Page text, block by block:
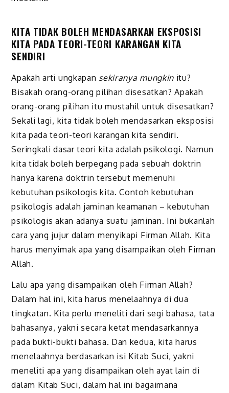
KITA TIDAK BOLEH MENDASARKAN EKSPOSISI
KITA PADA TEORI-TEORI KARANGAN KITA
SENDIRI
Apakah arti ungkapan sekiranya mungkin itu?
Bisakah orang-orang pilihan disesatkan? Apakah
orang-orang pilihan itu mustahil untuk disesatkan?
Sekali lagi, kita tidak boleh mendasarkan eksposisi
kita pada teori-teori karangan kita sendiri.
Seringkali dasar teori kita adalah psikologi. Namun
kita tidak boleh berpegang pada sebuah doktrin
hanya karena doktrin tersebut memenuhi
kebutuhan psikologis kita. Contoh kebutuhan
psikologis adalah jaminan keamanan – kebutuhan
psikologis akan adanya suatu jaminan. Ini bukanlah
cara yang jujur dalam menyikapi Firman Allah. Kita
harus menyimak apa yang disampaikan oleh Firman
Allah.
Lalu apa yang disampaikan oleh Firman Allah?
Dalam hal ini, kita harus menelaahnya di dua
tingkatan. Kita perlu meneliti dari segi bahasa, tata
bahasanya, yakni secara ketat mendasarkannya
pada bukti-bukti bahasa. Dan kedua, kita harus
menelaahnya berdasarkan isi Kitab Suci, yakni
meneliti apa yang disampaikan oleh ayat lain di
dalam Kitab Suci, dalam hal ini bagaimana